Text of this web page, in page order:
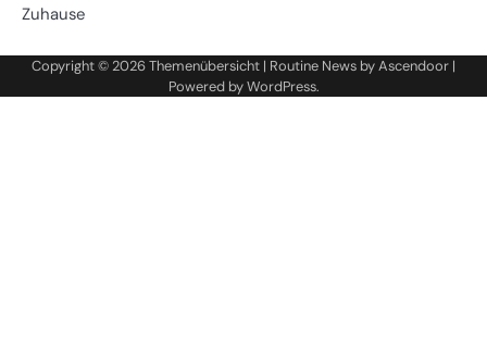
Zuhause
Copyright © 2026Themenübersicht | Routine News byAscendoor |
Powered byWordPress.